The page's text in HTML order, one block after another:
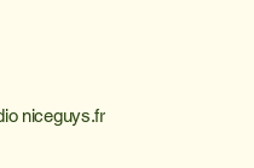
niceguys.fr